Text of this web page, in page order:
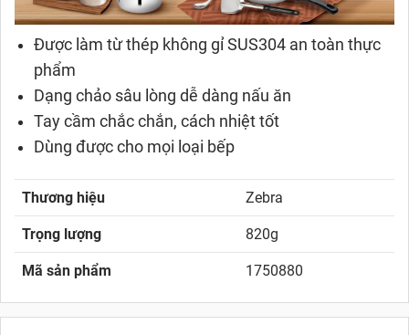
Được làm từ thép không gỉ SUS304 an toàn thực
phẩm
Dạng chảo sâu lòng dễ dàng nấu ăn
Tay cầm chắc chắn, cách nhiệt tốt
Dùng được cho mọi loại bếp
Thương hiệu Zebra
Trọng lượng 820g
Mã sản phẩm 1750880